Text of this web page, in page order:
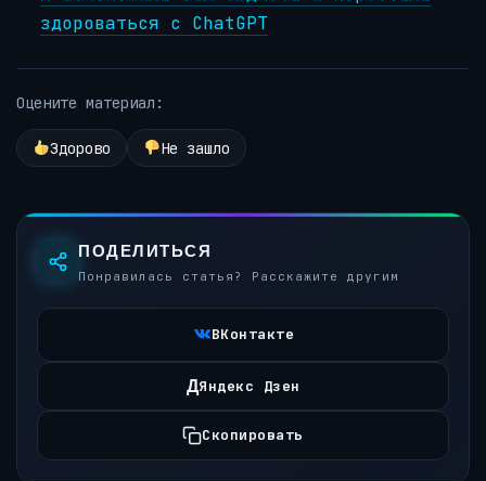
здороваться с ChatGPT
Оцените материал:
Здорово Не зашло
ПОДЕЛИТЬСЯ
Понравилась статья? Расскажите другим
ВКонтакте
ДЯндекс Дзен
Скопировать